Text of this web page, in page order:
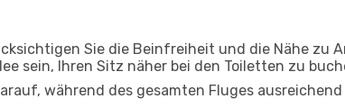
Sie die Beinfreiheit und die Nähe zu
sein, Ihren Sitz näher bei den Toiletten zu
während des gesamten Fluges